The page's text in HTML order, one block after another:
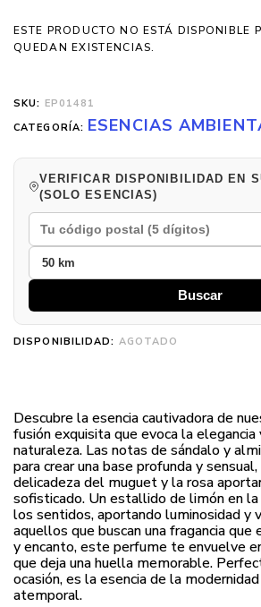
ESTE PRODUCTO NO ESTÁ DISPONIBLE
QUEDAN EXISTENCIAS.
SKU: EP01481
CATEGORÍA: ESENCIAS
VERIFICAR DISPONIBILIDAD EN
(SOLO ESENCIAS)
Buscar
DISPONIBILIDAD: AGOTADO
Descubre la esencia cautivadora de
fusión exquisita que evoca la
naturaleza. Las notas de sándalo y
para crear una base profunda y
delicadeza del muguet y la rosa
sofisticado. Un estallido de limón en
los sentidos, aportando luminosidad y
aquellos que buscan una fragancia
y encanto, este perfume te envuelve
que deja una huella memorable.
ocasión, es la esencia de la
atemporal.